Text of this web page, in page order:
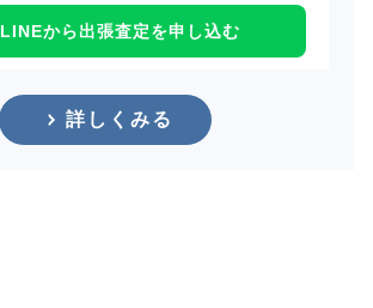
LINEから出張査定を申し込む
詳しくみる